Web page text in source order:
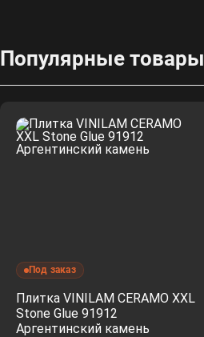
Популярные товары
Под заказ
Плитка VINILAM CERAMO XXL
Stone Glue 91912
Аргентинский камень